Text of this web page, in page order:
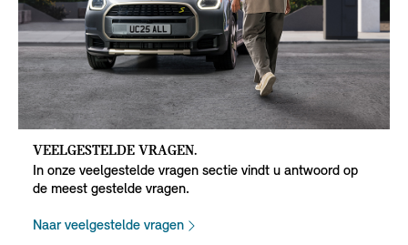
VEELGESTELDE VRAGEN.
In onze veelgestelde vragen sectie vindt u antwoord op
de meest gestelde vragen.
Naar veelgestelde vragen